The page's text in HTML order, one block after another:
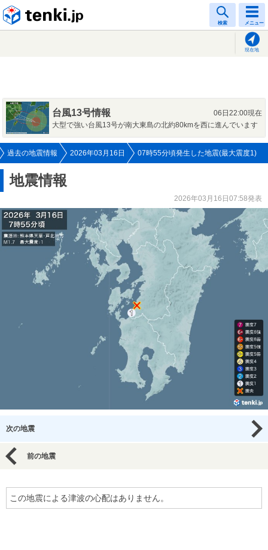
検索 メニュー
現在地
台風13号情報
06日22:00現在
大型で強い台風13号が南大東島の北約80kmを西に進んでいます
過去の地震情報 2026年03月16日 07時55分頃発生した地震(最大震度1)
地震情報
2026年03月16日07:58発表
次の地震
前の地震
この地震による津波の心配はありません。